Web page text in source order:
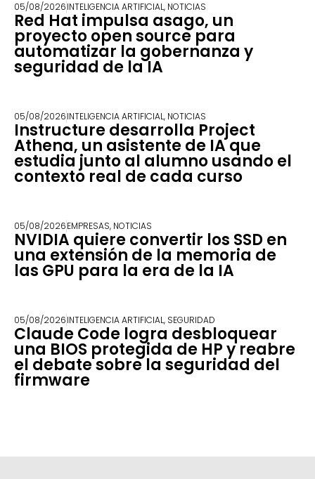
05/08/2026INTELIGENCIA ARTIFICIAL, NOTICIAS
Red Hat impulsa asago, un
proyecto open source para
automatizar la gobernanza y
seguridad de la IA
05/08/2026INTELIGENCIA ARTIFICIAL, NOTICIAS
Instructure desarrolla Project
Athena, un asistente de IA que
estudia junto al alumno usando el
contexto real de cada curso
05/08/2026EMPRESAS, NOTICIAS
NVIDIA quiere convertir los SSD en
una extensión de la memoria de
las GPU para la era de la IA
05/08/2026INTELIGENCIA ARTIFICIAL, SEGURIDAD
Claude Code logra desbloquear
una BIOS protegida de HP y reabre
el debate sobre la seguridad del
firmware